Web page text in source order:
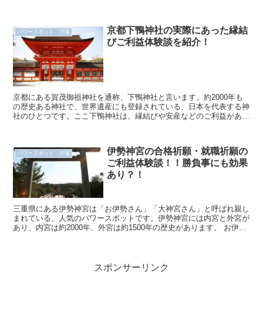
パワースポット 穴場
京都下鴨神社の実際にあった縁結
びご利益体験談を紹介！
京都にある賀茂御祖神社を通称、下鴨神社と言います。約2000年も
の歴史ある神社で、世界遺産にも登録されている、日本を代表する神
社のひとつです。ここ下鴨神社は、縁結びや安産などのご利益がある
パワースポット 穴場
伊勢神宮の合格祈願・就職祈願の
ご利益体験談！！勝負事にも効果
あり？！
三重県にある伊勢神宮は「お伊勢さん」「大神宮さん」と呼ばれ親し
まれている、人気のパワースポットです。伊勢神宮には内宮と外宮が
あり、内宮は約2000年、外宮は約1500年の歴史があります。 お伊勢
スポンサーリンク